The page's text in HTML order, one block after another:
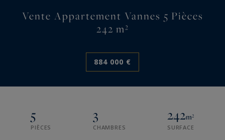
Vente Appartement Vannes 5 Pièces
242 m²
884 000 €
5
PIÈCES
3
CHAMBRES
242m²
SURFACE